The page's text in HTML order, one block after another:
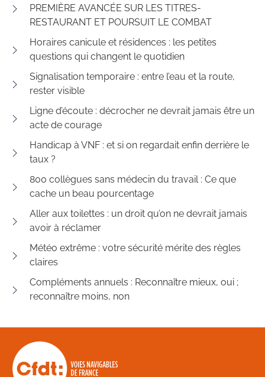
PREMIÈRE AVANCÉE SUR LES TITRES-
RESTAURANT ET POURSUIT LE COMBAT
Horaires canicule et résidences : les petites
questions qui changent le quotidien
Signalisation temporaire : entre l’eau et la route,
rester visible
Ligne d’écoute : décrocher ne devrait jamais être un
acte de courage
Handicap à VNF : et si on regardait enfin derrière le
taux ?
800 collègues sans médecin du travail : Ce que
cache un beau pourcentage
Aller aux toilettes : un droit qu’on ne devrait jamais
avoir à réclamer
Météo extrême : votre sécurité mérite des règles
claires
Compléments annuels : Reconnaître mieux, oui ;
reconnaître moins, non